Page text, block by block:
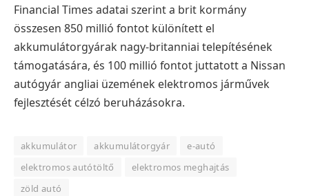
Financial Times adatai szerint a brit kormány
összesen 850 millió fontot különített el
akkumulátorgyárak nagy-britanniai telepítésének
támogatására, és 100 millió fontot juttatott a Nissan
autógyár angliai üzemének elektromos járművek
fejlesztését célzó beruházásokra.
akkumulátor akkumulátorgyár
e-autó
elektromos autótöltő
elektromos meghajtás
zöld autó